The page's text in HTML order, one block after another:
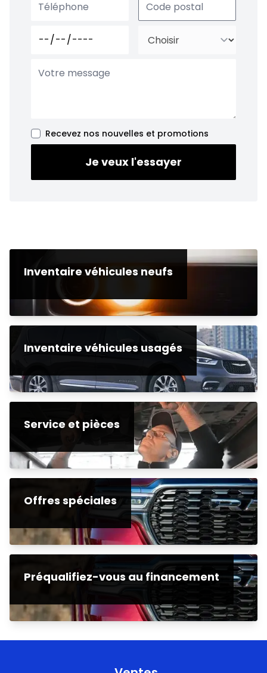
Recevez nos nouvelles et promotions
Je veux l'essayer
Inventaire véhicules neufs
Inventaire véhicules usagés
Service et pièces
Offres spéciales
Préqualifiez-vous au financement